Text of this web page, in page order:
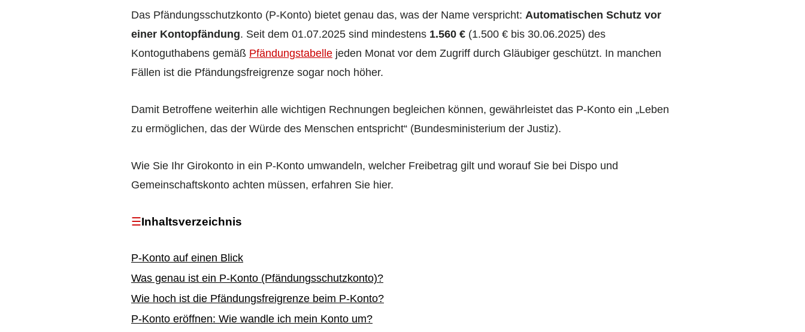
Das Pfändungsschutzkonto (P-Konto) bietet genau das, was der Name verspricht: Automatischen Schutz vor
einer Kontopfändung. Seit dem 01.07.2025 sind mindestens 1.560 € (1.500 € bis 30.06.2025) des
Kontoguthabens gemäß Pfändungstabelle jeden Monat vor dem Zugriff durch Gläubiger geschützt. In manchen
Fällen ist die Pfändungsfreigrenze sogar noch höher.
Damit Betroffene weiterhin alle wichtigen Rechnungen begleichen können, gewährleistet das P-Konto ein „Leben
zu ermöglichen, das der Würde des Menschen entspricht“ (Bundesministerium der Justiz).
Wie Sie Ihr Girokonto in ein P-Konto umwandeln, welcher Freibetrag gilt und worauf Sie bei Dispo und
Gemeinschaftskonto achten müssen, erfahren Sie hier.
Inhaltsverzeichnis
P-Konto auf einen Blick
Was genau ist ein P-Konto (Pfändungsschutzkonto)?
Wie hoch ist die Pfändungsfreigrenze beim P-Konto?
P-Konto eröffnen: Wie wandle ich mein Konto um?